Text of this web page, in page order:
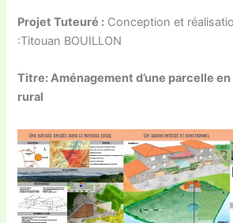
Projet Tuteuré : Conception et
:Titouan BOUILLON
Titre: Aménagement d’une parcelle
rural